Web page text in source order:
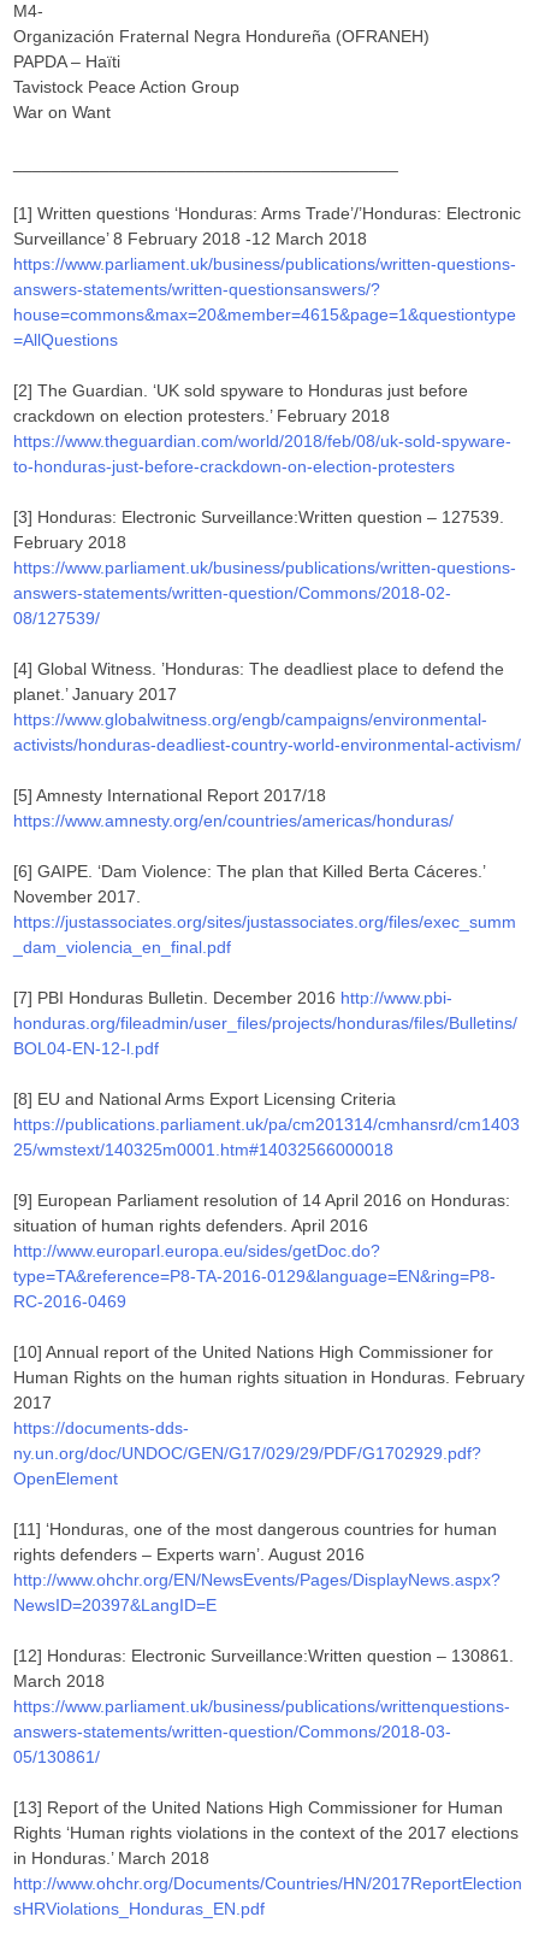
M4-
Organización Fraternal Negra Hondureña (OFRANEH)
PAPDA – Haïti
Tavistock Peace Action Group
War on Want
[1] Written questions ‘Honduras: Arms Trade’/’Honduras: Electronic
Surveillance’ 8 February 2018 -12 March 2018
https://www.parliament.uk/business/publications/written-questions-
answers-statements/written-questionsanswers/?
house=commons&max=20&member=4615&page=1&questiontype
=AllQuestions
[2] The Guardian. ‘UK sold spyware to Honduras just before
crackdown on election protesters.’ February 2018
https://www.theguardian.com/world/2018/feb/08/uk-sold-spyware-
to-honduras-just-before-crackdown-on-election-protesters
[3] Honduras: Electronic Surveillance:Written question – 127539.
February 2018
https://www.parliament.uk/business/publications/written-questions-
answers-statements/written-question/Commons/2018-02-
08/127539/
[4] Global Witness. ’Honduras: The deadliest place to defend the
planet.’ January 2017
https://www.globalwitness.org/engb/campaigns/environmental-
activists/honduras-deadliest-country-world-environmental-activism/
[5] Amnesty International Report 2017/18
https://www.amnesty.org/en/countries/americas/honduras/
[6] GAIPE. ‘Dam Violence: The plan that Killed Berta Cáceres.’
November 2017.
https://justassociates.org/sites/justassociates.org/files/exec_summ
_dam_violencia_en_final.pdf
[7] PBI Honduras Bulletin. December 2016 http://www.pbi-
honduras.org/fileadmin/user_files/projects/honduras/files/Bulletins/
BOL04-EN-12-l.pdf
[8] EU and National Arms Export Licensing Criteria
https://publications.parliament.uk/pa/cm201314/cmhansrd/cm1403
25/wmstext/140325m0001.htm#14032566000018
[9] European Parliament resolution of 14 April 2016 on Honduras:
situation of human rights defenders. April 2016
http://www.europarl.europa.eu/sides/getDoc.do?
type=TA&reference=P8-TA-2016-0129&language=EN&ring=P8-
RC-2016-0469
[10] Annual report of the United Nations High Commissioner for
Human Rights on the human rights situation in Honduras. February
2017
https://documents-dds-
ny.un.org/doc/UNDOC/GEN/G17/029/29/PDF/G1702929.pdf?
OpenElement
[11] ‘Honduras, one of the most dangerous countries for human
rights defenders – Experts warn’. August 2016
http://www.ohchr.org/EN/NewsEvents/Pages/DisplayNews.aspx?
NewsID=20397&LangID=E
[12] Honduras: Electronic Surveillance:Written question – 130861.
March 2018
https://www.parliament.uk/business/publications/writtenquestions-
answers-statements/written-question/Commons/2018-03-
05/130861/
[13] Report of the United Nations High Commissioner for Human
Rights ‘Human rights violations in the context of the 2017 elections
in Honduras.’ March 2018
http://www.ohchr.org/Documents/Countries/HN/2017ReportElection
sHRViolations_Honduras_EN.pdf